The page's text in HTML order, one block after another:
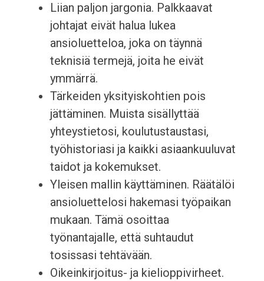
Liian paljon jargonia. Palkkaavat
johtajat eivät halua lukea
ansioluetteloa, joka on täynnä
teknisiä termejä, joita he eivät
ymmärrä.
Tärkeiden yksityiskohtien pois
jättäminen. Muista sisällyttää
yhteystietosi, koulutustaustasi,
työhistoriasi ja kaikki asiaankuuluvat
taidot ja kokemukset.
Yleisen mallin käyttäminen. Räätälöi
ansioluettelosi hakemasi työpaikan
mukaan. Tämä osoittaa
työnantajalle, että suhtaudut
tosissasi tehtävään.
Oikeinkirjoitus- ja kielioppivirheet.